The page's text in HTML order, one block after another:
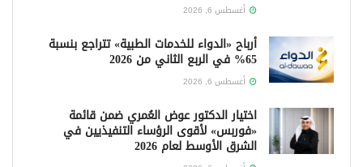
أغسطس 6, 2026
أرباح «الدواء للخدمات الطبية» تتراجع بنسبة
65% في الربع الثاني من 2026
أغسطس 6, 2026
اختيار الدكتور عوض العُمري ضمن قائمة
«فوربس» لأقوى الرؤساء التنفيذيين في
الشرق الأوسط لعام 2026